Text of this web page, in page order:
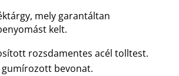
mely garantáltan
kelt.
rozsdamentes acél tolltest.
gumírozott bevonat.